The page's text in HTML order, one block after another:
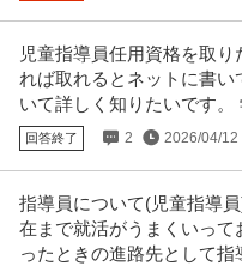
児童指導員任用資格を取
れば取れるとネットに書
いて詳しく知りたいです。
回答終了 2 2026/04/12
指導員について(児童指導
在まで就活がうまくいっ
ったときの進路先として指